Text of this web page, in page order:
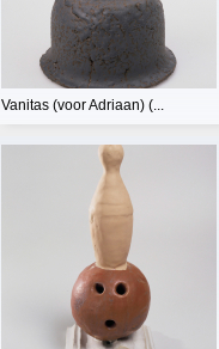
Vanitas (voor Adriaan) (...